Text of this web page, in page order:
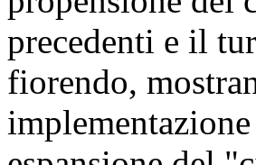
precedenti e il
fiorendo,